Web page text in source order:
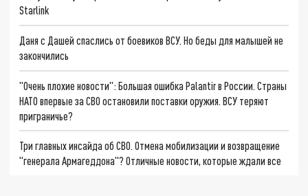
Starlink
Даня с Дашей спаслись от боевиков ВСУ. Но беды для малышей не
закончились
"Очень плохие новости": Большая ошибка Palantir в России. Страны
НАТО впервые за СВО остановили поставки оружия. ВСУ теряют
приграничье?
Три главных инсайда об СВО. Отмена мобилизации и возвращение
"генерала Армагеддона"? Отличные новости, которые ждали все